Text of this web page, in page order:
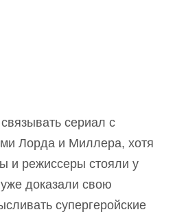
сериал с
Лорда и Миллера, хотя
и режиссеры стояли у
доказали свою
супергеройские